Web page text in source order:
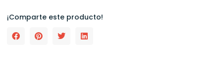
¡Comparte este producto!